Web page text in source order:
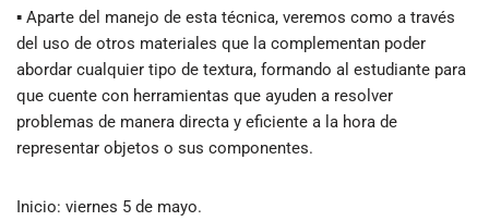
▪ Aparte del manejo de esta técnica, veremos como a través
del uso de otros materiales que la complementan poder
abordar cualquier tipo de textura, formando al estudiante para
que cuente con herramientas que ayuden a resolver
problemas de manera directa y eficiente a la hora de
representar objetos o sus componentes.
Inicio: viernes 5 de mayo.